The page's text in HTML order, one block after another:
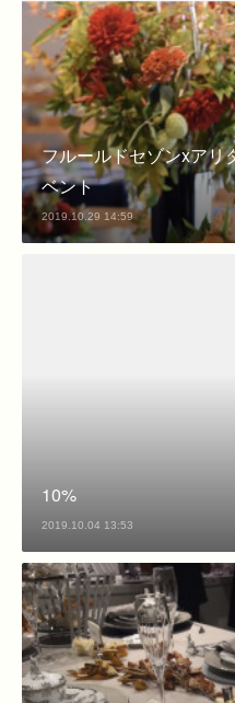
フルールドセゾンxアリ
ベント
2019.10.29 14:59
10%
2019.10.04 13:53